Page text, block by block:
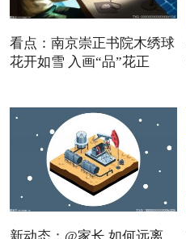
看点：南京崇正书院木绣球
花开如雪 入画“品”花正